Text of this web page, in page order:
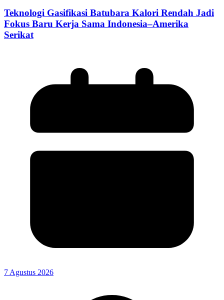
Teknologi Gasifikasi Batubara Kalori Rendah Jadi
Fokus Baru Kerja Sama Indonesia–Amerika
Serikat
7 Agustus 2026